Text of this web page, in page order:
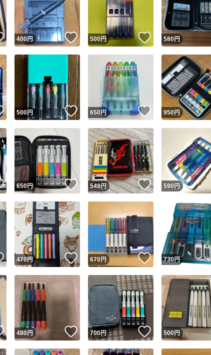
ユーザー
Yahoo!フリマが定めた一定の基準を満た
安心取引出品者
安心取引出品者 Yahoo!フリマの
取引実績
この商品の
商品画像の無断転載は禁止されて
いいね！
400円 いいね！
500円 いいね！
580円
いいね！
500円 いいね！
650円 いいね！
950円
いいね！
650円 いいね！
549円 いいね！
590 円
いいね！
470円 いいね！
670円 いいね！
730円
いいね！
480円 いいね！
700円 いいね！
500円